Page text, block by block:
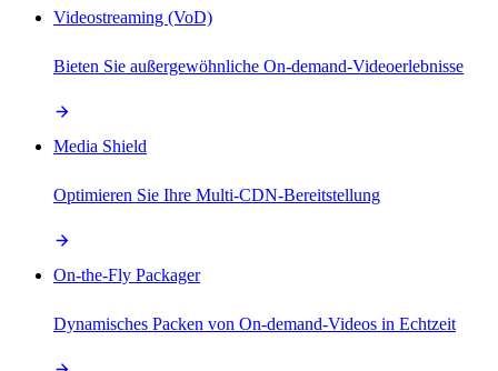
Videostreaming (VoD)
Bieten Sie außergewöhnliche On-demand-Videoerlebnisse
Media Shield
Optimieren Sie Ihre Multi-CDN-Bereitstellung
On-the-Fly Packager
Dynamisches Packen von On-demand-Videos in Echtzeit